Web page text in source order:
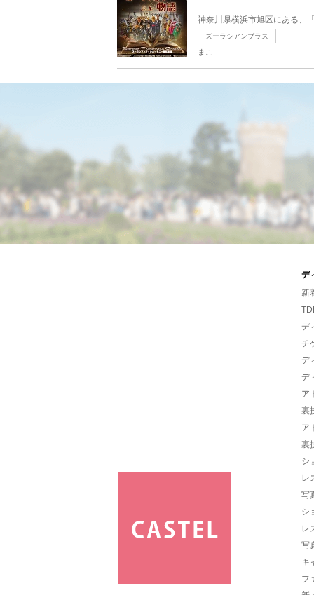
神奈川県横浜市旭区にある、
ズーラシアンブラス
まこ
デ
新
デ
チ
デ
デ
ア
裏
ア
裏
シ
レ
写
シ
レ
写
キ
フ